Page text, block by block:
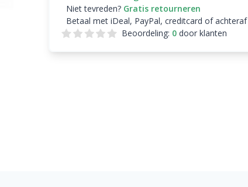
Niet tevreden? Gratis retourneren
Betaal met iDeal, PayPal, creditcard of
Beoordeling: 0door klanten